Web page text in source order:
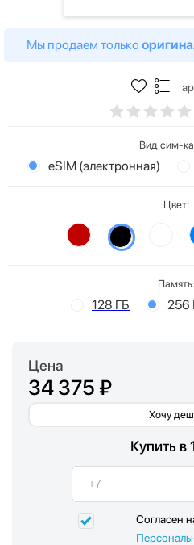
Мы продаем только
Вид сим-
eSIM (электронная)
Цвет:
Память:
128 ГБ 256
Цена
34 375 ₽
Хочу
Купить в
Согласен